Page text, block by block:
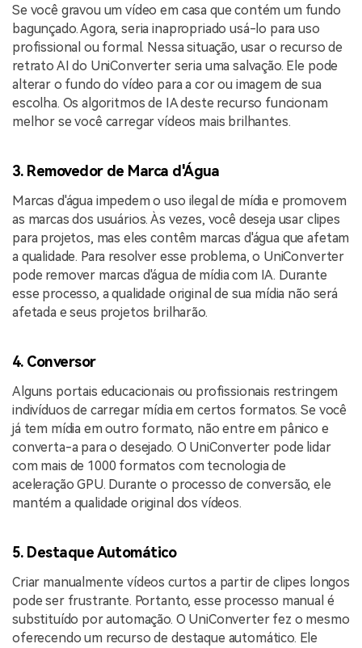
Se você gravou um vídeo em casa que contém um fundo
bagunçado. Agora, seria inapropriado usá-lo para uso
profissional ou formal. Nessa situação, usar o recurso de
retrato AI do UniConverter seria uma salvação. Ele pode
alterar o fundo do vídeo para a cor ou imagem de sua
escolha. Os algoritmos de IA deste recurso funcionam
melhor se você carregar vídeos mais brilhantes.
3. Removedor de Marca d'Água
Marcas d'água impedem o uso ilegal de mídia e promovem
as marcas dos usuários. Às vezes, você deseja usar clipes
para projetos, mas eles contêm marcas d'água que afetam
a qualidade. Para resolver esse problema, o UniConverter
pode remover marcas d'água de mídia com IA. Durante
esse processo, a qualidade original de sua mídia não será
afetada e seus projetos brilharão.
4. Conversor
Alguns portais educacionais ou profissionais restringem
indivíduos de carregar mídia em certos formatos. Se você
já tem mídia em outro formato, não entre em pânico e
converta-a para o desejado. O UniConverter pode lidar
com mais de 1000 formatos com tecnologia de
aceleração GPU. Durante o processo de conversão, ele
mantém a qualidade original dos vídeos.
5. Destaque Automático
Criar manualmente vídeos curtos a partir de clipes longos
pode ser frustrante. Portanto, esse processo manual é
substituído por automação. O UniConverter fez o mesmo
oferecendo um recurso de destaque automático. Ele